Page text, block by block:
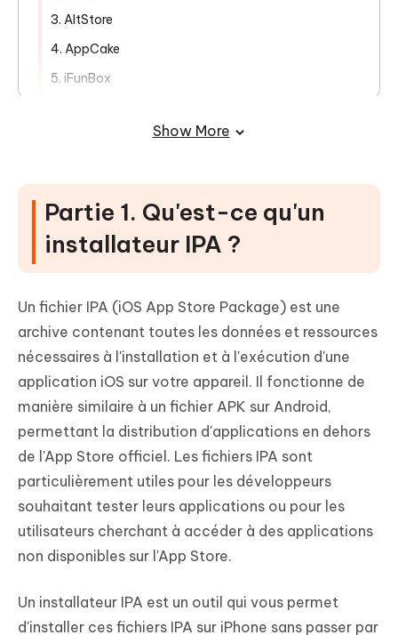
3. AltStore
4. AppCake
5. iFunBox
Partie 4. Pourquoi Tenorshare ReiBoot
Show More
Partie 1. Qu'est-ce qu'un
installateur IPA ?
Un fichier IPA (iOS App Store Package) est une
archive contenant toutes les données et ressources
nécessaires à l'installation et à l'exécution d'une
application iOS sur votre appareil. Il fonctionne de
manière similaire à un fichier APK sur Android,
permettant la distribution d'applications en dehors
de l'App Store officiel. Les fichiers IPA sont
particulièrement utiles pour les développeurs
souhaitant tester leurs applications ou pour les
utilisateurs cherchant à accéder à des applications
non disponibles sur l'App Store.
Un installateur IPA est un outil qui vous permet
d'installer ces fichiers IPA sur iPhone sans passer par